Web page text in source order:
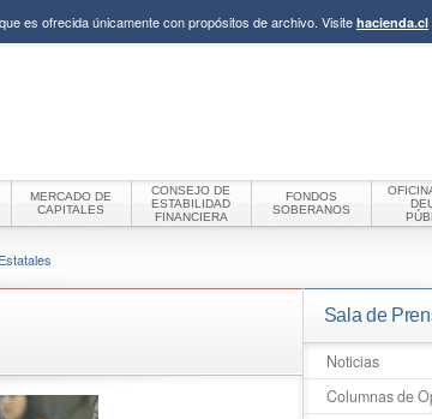
es ofrecida únicamente con propósitos de archivo. Visite hacienda.cl
MERCADO DE
CAPITALES
CONSEJO DE
ESTABILIDAD
FINANCIERA
FONDOS
SOBERANOS
Sala de
Noticias
Columnas de